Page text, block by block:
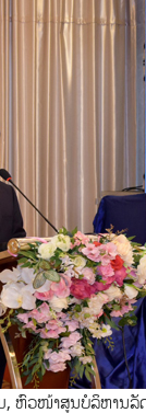
ຫົວໜ້າສູນບໍລິຫານລັ